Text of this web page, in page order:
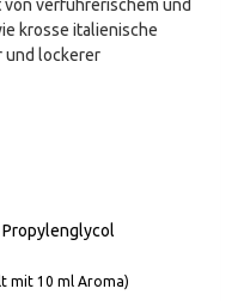
verführerischem und
krosse italienische
und lockerer
mit 10 ml Aroma)